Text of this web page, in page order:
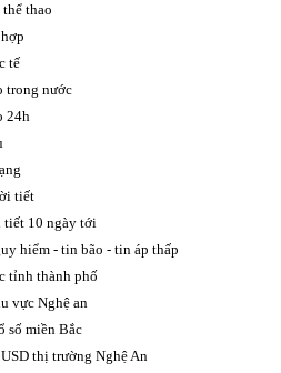
thao
tế
trong n­ước
24h
tiết
tiết 10 ngày tới
hiểm - tin bão - tin áp thấp
tỉnh thành phố
vực Nghệ an
số miền Bắc
thị trư­ờng Nghệ An